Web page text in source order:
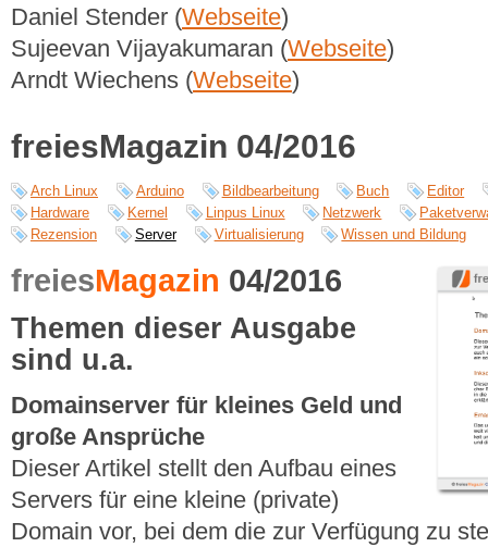
Daniel Stender (Webseite)
Sujeevan Vijayakumaran (Webseite)
Arndt Wiechens (Webseite)
freiesMagazin 04/2016
Arch Linux Arduino Bildbearbeitung Buch
Editor
Hardware
Kernel Linpus Linux Netzwerk
Rezension
Server Virtualisierung Wissen und Bildung
freiesMagazin 04/2016
Themen dieser Ausgabe
sind u.a.
Domainserver für kleines Geld und
große Ansprüche
Dieser Artikel stellt den Aufbau eines
Servers für eine kleine (private)
Domain vor, bei dem die zur Verfügung zu